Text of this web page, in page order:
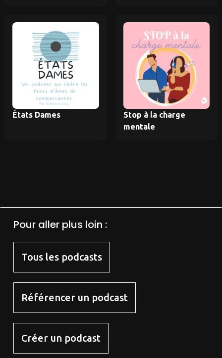
États Dames
Stop à la charge
mentale
Pour aller plus loin :
Tous les podcasts
Référencer un podcast
Créer un podcast